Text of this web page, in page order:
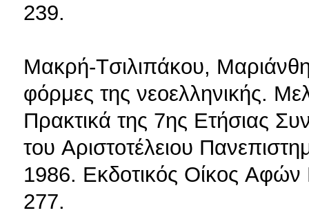
239.
Mακρή-Tσιλιπάκου,
φόρμες της νεοελληνικής.
Πρακτικά της 7ης Eτήσιας
του Aριστοτέλειου
1986. Eκδοτικός Oίκος
277.